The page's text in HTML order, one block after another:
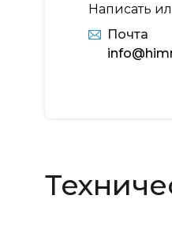
Написать
Почта